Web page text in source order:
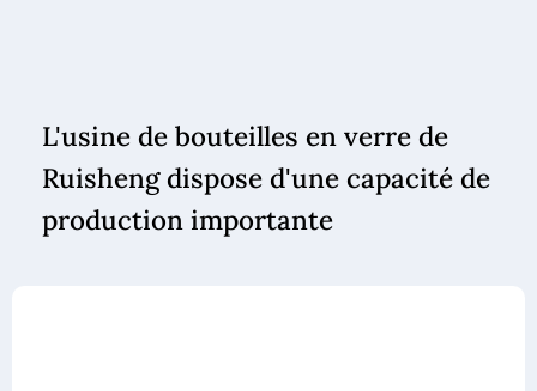
L'usine de bouteilles en verre de
Ruisheng dispose d'une capacité de
production importante